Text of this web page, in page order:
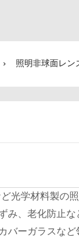
› 照明非球面レン
光学材料製の
、老化防止
バーガラスなど